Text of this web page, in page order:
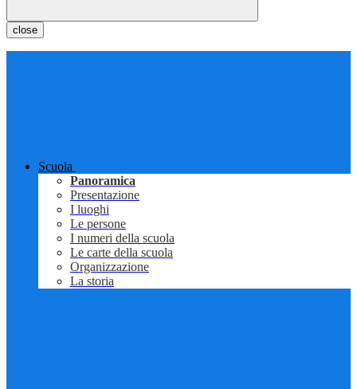
close
Scuola
Panoramica
Presentazione
I luoghi
Le persone
I numeri della scuola
Le carte della scuola
Organizzazione
La storia